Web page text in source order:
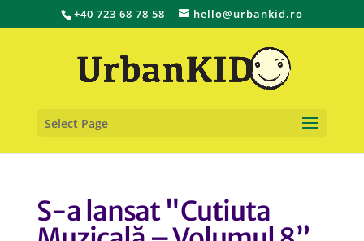
+40 723 68 78 58 hello@urbankid.ro
Select Page
S-a lansat "Cutiuta